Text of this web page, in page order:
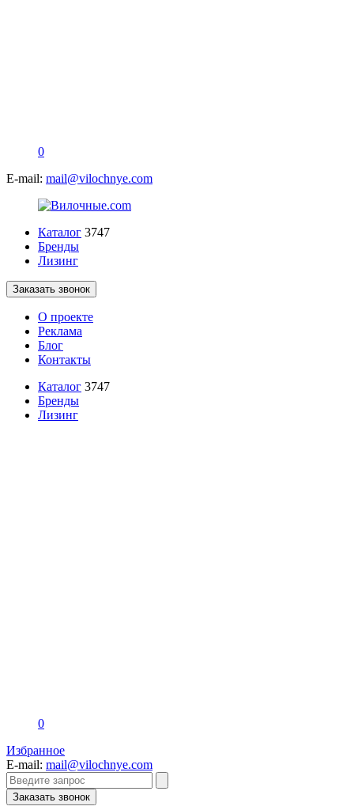
0
E-mail: mail@vilochnye.com
Каталог 3747
Бренды
Лизинг
Заказать звонок
О проекте
Реклама
Блог
Контакты
Каталог 3747
Бренды
Лизинг
0
Избранное
E-mail: mail@vilochnye.com
Заказать звонок